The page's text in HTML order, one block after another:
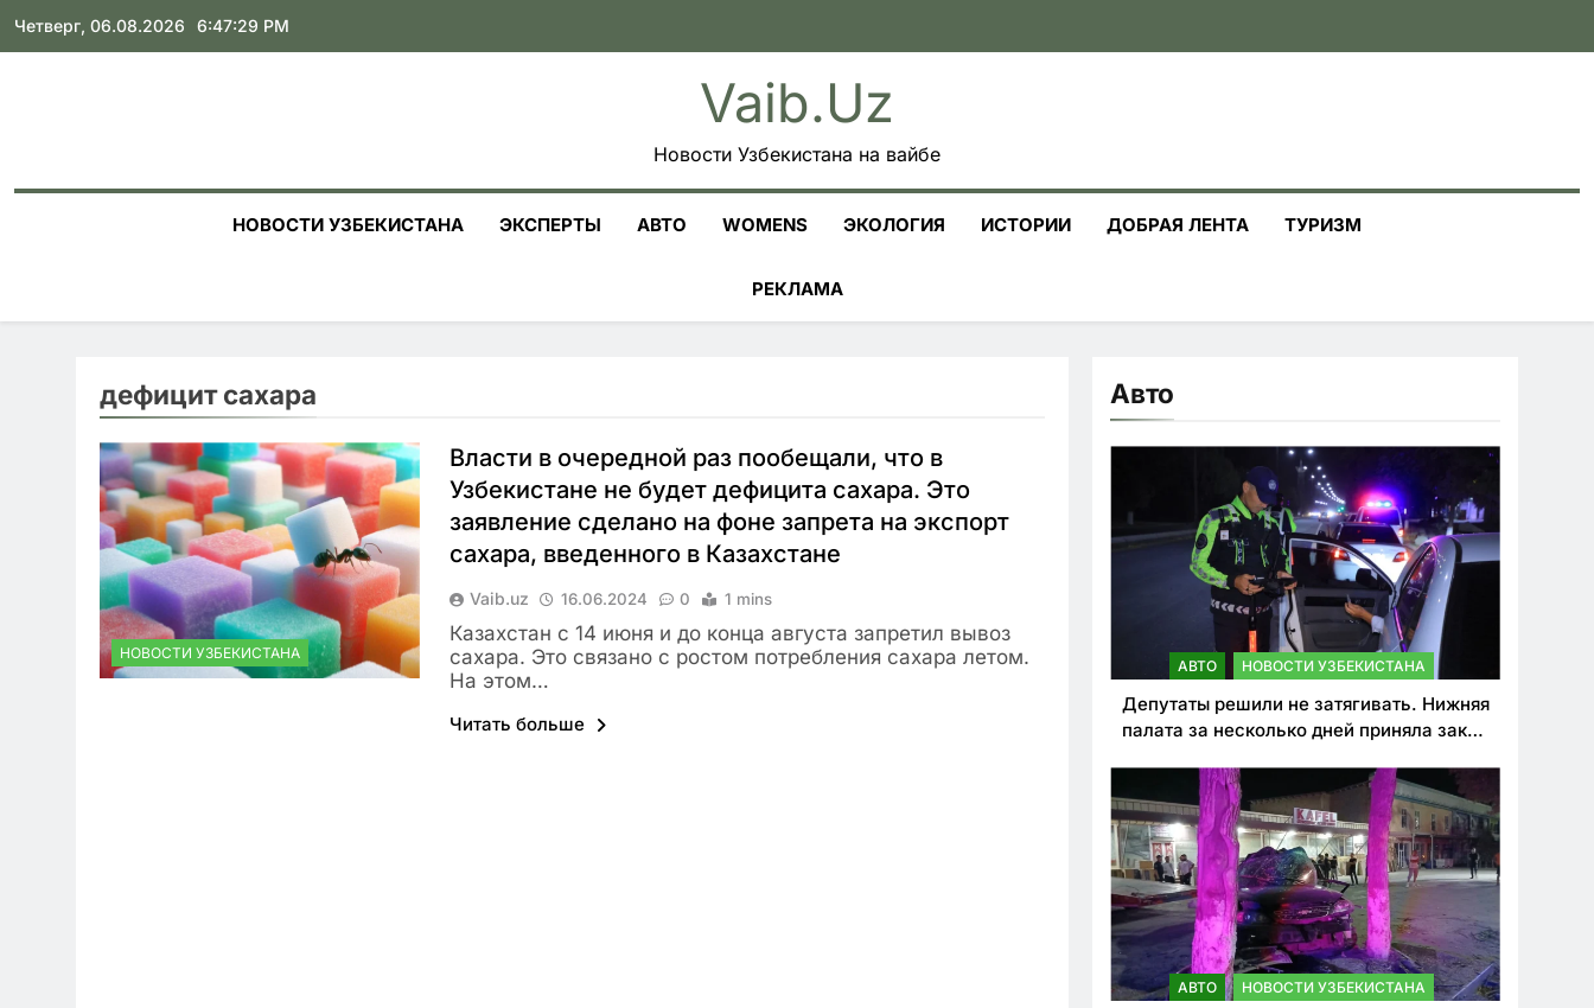
Skip
Четверг, 06.08.2026 6:47:30 PM
Vaib.uz
Новости Узбекистана на вайбе
НОВОСТИ УЗБЕКИСТАНА ЭКСПЕРТЫ АВТО WOMENS ЭКОЛОГИЯ ИСТОРИИ ДОБРАЯ ЛЕНТА ТУРИЗМ
РЕКЛАМА
дефицит сахара
НОВОСТИ УЗБЕКИСТАНА
Власти в очередной раз пообещали, что в
Узбекистане не будет дефицита сахара. Это
заявление сделано на фоне запрета на экспорт
сахара, введенного в Казахстане
Vaib.uz 16.06.2024 0 1 mins
Казахстан с 14 июня и до конца августа запретил вывоз
сахара. Это связано с ростом потребления сахара летом.
На этом…
Читать больше
Авто
АВТО НОВОСТИ УЗБЕКИСТАНА
Депутаты решили не затягивать. Нижняя
палата за несколько дней приняла закон
нарушителей ПДД
АВТО НОВОСТИ УЗБЕКИСТАНА